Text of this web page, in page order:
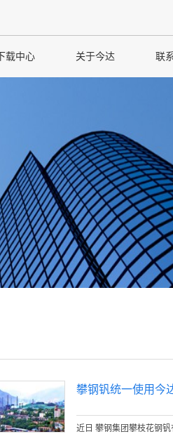
载中心 关于今达 联
攀钢钒统一使用今
近日 攀钢集团攀枝花钢